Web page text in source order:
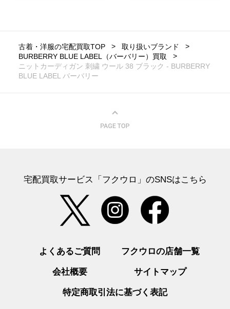
古着・洋服の宅配買取TOP
取り扱いブランド
BURBERRY BLUE LABEL（バーバリー）買取
ニットカーディガン 刺繍 ウール 38 ブラック - BURBERRY
BLUE LABEL バーバリー
宅配買取サービス「フクウロ」のSNSはこちら
よくあるご質問 フクウロの店舗一覧
会社概要 サイトマップ
特定商取引法に基づく表記